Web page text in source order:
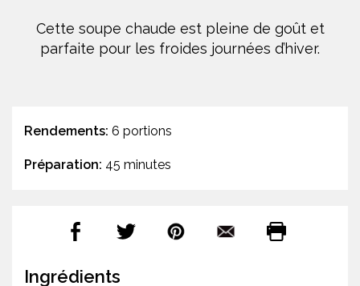
Cette soupe chaude est pleine de goût et
parfaite pour les froides journées d’hiver.
Rendements: 6 portions
Préparation: 45 minutes
Ingrédients